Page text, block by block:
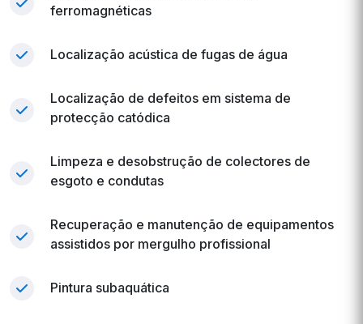
ferromagnéticas
Localização acústica de fugas de água
Localização de defeitos em sistema de
protecção catódica
Limpeza e desobstrução de colectores de
esgoto e condutas
Recuperação e manutenção de equipamentos
assistidos por mergulho profissional
Pintura subaquática